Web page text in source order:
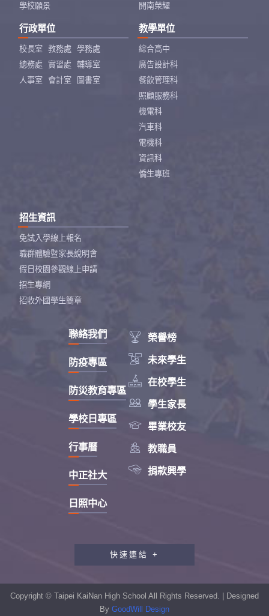
學校願景
開南榮耀
行政單位
校長室 教務處
學務處
總務處
實習處
輔導室
人事室
會計室 圖書室
教學單位
綜合高中
廣告設計科
餐飲管理科
照顧服務科
機電科
汽車科
電機科
資訊科
僑生專班
招生資訊
免試入學線上報名
職群體驗暨家長說明會
假日校園參觀線上申請
招生專網
招收外國學生簡章
 榮譽榜
 未來學生
 在校學生
 學生家長
 畢業校友
 教職員
 捐款興學
聯絡我們
防疫專區
防災教育專區
學校日專區
行事曆
中正社大
日照中心
快速連結 +
教職員工研習專區
性別平等教育專區
Copyright © Taipei KaiNan High School All Rights Reserved. | Designed
By GoodWill Design